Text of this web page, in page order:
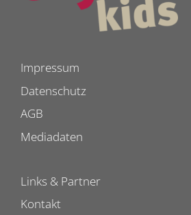
Impressum
Datenschutz
AGB
Mediadaten
Links & Partner
Kontakt